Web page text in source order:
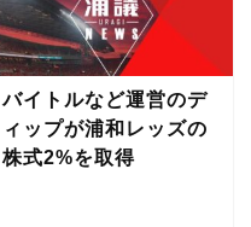
バイトルなど運営のデ
ィップが浦和レッズの
株式2%を取得